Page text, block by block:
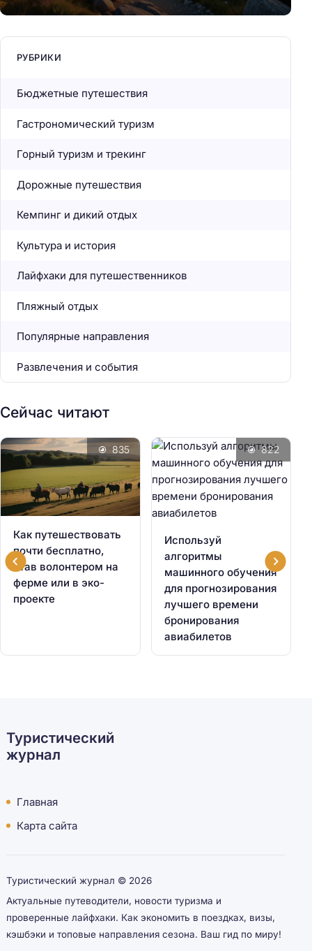
РУБРИКИ
Бюджетные путешествия
Гастрономический туризм
Горный туризм и трекинг
Дорожные путешествия
Кемпинг и дикий отдых
Культура и история
Лайфхаки для путешественников
Пляжный отдых
Популярные направления
Развлечения и события
Сейчас читают
Как путешествовать
почти бесплатно,
став волонтером на
ферме или в эко-
проекте
835
Используй
алгоритмы
машинного обучения
для прогнозирования
лучшего времени
бронирования
авиабилетов
822
Туристический
журнал
Главная
Карта сайта
Туристический журнал © 2026
Актуальные путеводители, новости туризма и
проверенные лайфхаки. Как экономить в поездках, визы,
кэшбэки и топовые направления сезона. Ваш гид по миру!